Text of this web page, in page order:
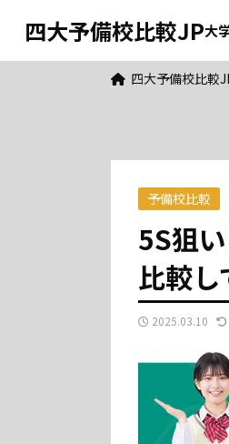
四大予備校比較JP大
四大予備校比較
予備校比較
5S狙
比較し
2025.03.10